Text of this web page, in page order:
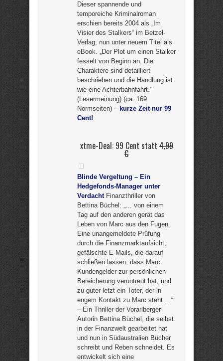
Dieser spannende und
temporeiche Kriminalroman
erschien bereits 2004 als „Im
Visier des Stalkers“ im Betzel-
Verlag; nun unter neuem Titel als
eBook. „Der Plot um einen Stalker
fesselt von Beginn an. Die
Charaktere sind detailliert
beschrieben und die Handlung ist
wie eine Achterbahnfahrt.“
(Lesermeinung) (ca. 169
Normseiten) – kurze Zeit nur 99
Cent!
xtme-Deal: 99 Cent statt4,99
€
Blinde Vergeltung – Ein
Hedgefonds-Manager unter
VerdachtFinanzthriller von
Bettina Büchel: „… von einem
Tag auf den anderen gerät das
Leben von Marc aus den Fugen.
Eine unangemeldete Prüfung
durch die Finanzmarktaufsicht,
gefälschte E-Mails, die darauf
schließen lassen, dass Marc
Kundengelder zur persönlichen
Bereicherung veruntreut hat, und
zu guter letzt ein Toter, der in
engem Kontakt zu Marc steht …“
– Ein Thriller der Vorarlberger
Autorin Bettina Büchel, die selbst
in der Finanzwelt gearbeitet hat
und nun in Südaustralien Bücher
schreibt und Reben schneidet. Es
entwickelt sich eine